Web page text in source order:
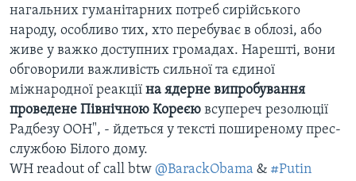
нагальних гуманітарних потреб сирійського
народу, особливо тих, хто перебуває в облозі, або
живе у важко доступних громадах. Нарешті, вони
обговорили важливість сильної та єдиної
міжнародної реакції на ядерне випробування
проведене Північною Кореєю всупереч резолюції
Радбезу ООН", - йдеться у тексті поширеному прес-
службою Білого дому.
WH readout of call btw @BarackObama & #Putin